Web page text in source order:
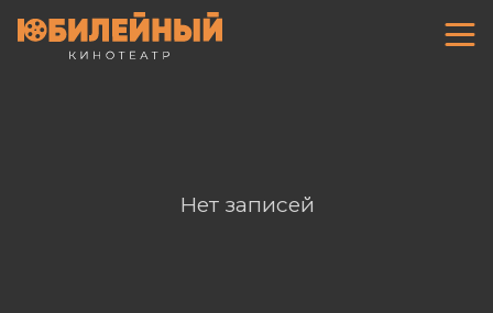
Нет записей